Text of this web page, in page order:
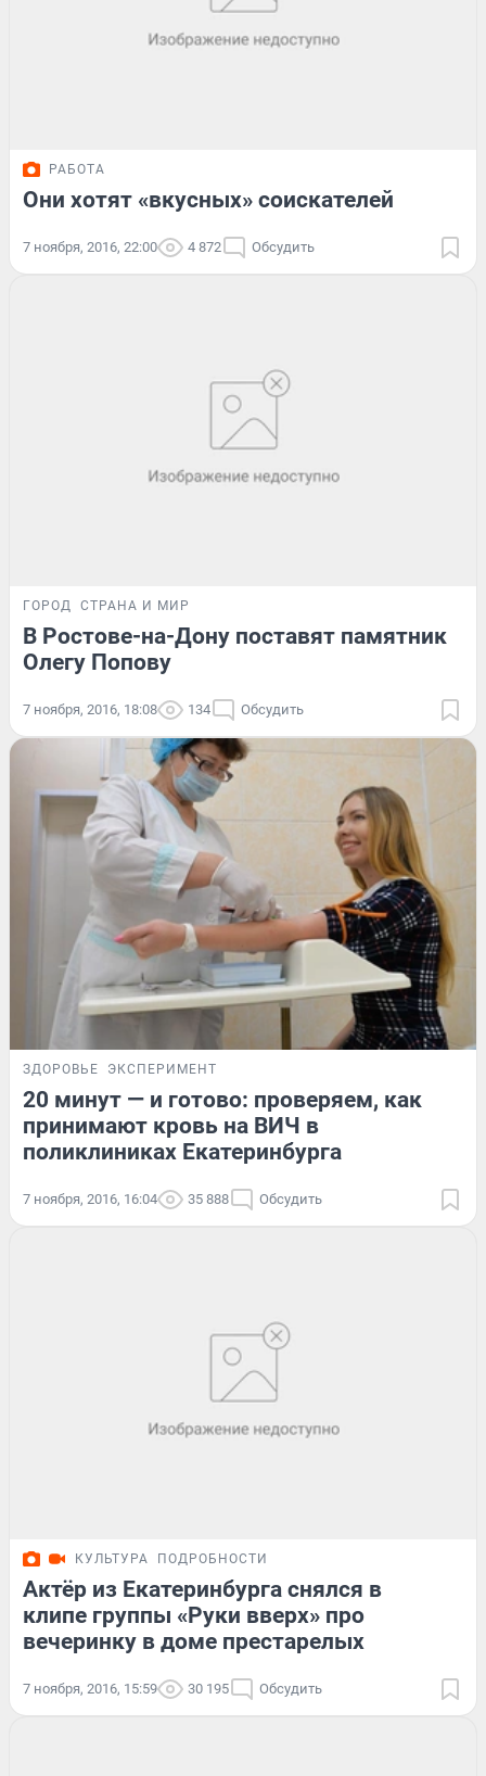
РАБОТА
Они хотят «вкусных» соискателей
7 ноября, 2016, 22:00 4 872 Обсудить
ГОРОД СТРАНА И МИР
В Ростове-на-Дону поставят памятник
Олегу Попову
7 ноября, 2016, 18:08 134 Обсудить
ЗДОРОВЬЕ ЭКСПЕРИМЕНТ
20 минут — и готово: проверяем, как
принимают кровь на ВИЧ в
поликлиниках Екатеринбурга
7 ноября, 2016, 16:04 35 888 Обсудить
КУЛЬТУРА ПОДРОБНОСТИ
Актёр из Екатеринбурга снялся в
клипе группы «Руки вверх» про
вечеринку в доме престарелых
7 ноября, 2016, 15:59 30 195 Обсудить